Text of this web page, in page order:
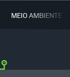
MEIO AMBIENTE